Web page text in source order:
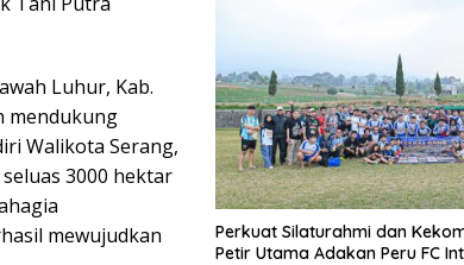
Luhur, Kab.
mendukung
Walikota Serang,
3000 hektar
mewujudkan
Perkuat Silaturahmi dan
Petir Utama Adakan Peru FC